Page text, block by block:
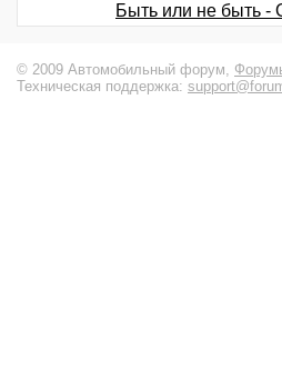
Быть или не быть -
© 2009 Автомобильный форум,
Техническая поддержка: